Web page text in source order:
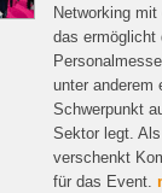
Networking mit
das ermöglicht
unter anderem
Schwerpunkt
Sektor legt.
verschenkt
für das Event.